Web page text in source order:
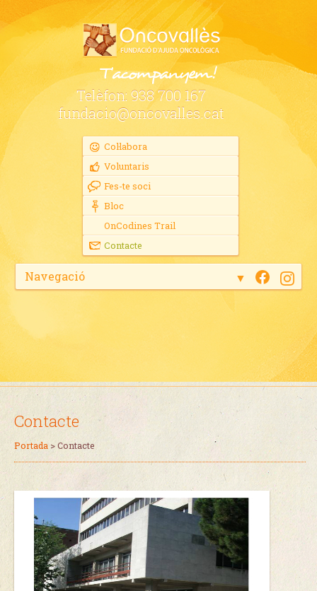
Col·labora
Voluntaris
Fes-te soci
Bloc
OnCodines Trail
Contacte
Telèfon: 938 700 167
fundacio@oncovalles.cat
Navegació ▼
Contacte
Portada >Contacte